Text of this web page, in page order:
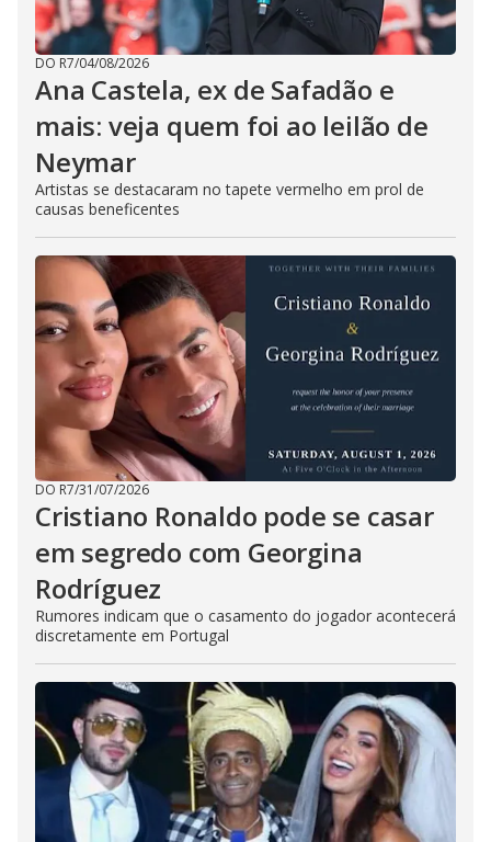
DO R7/04/08/2026
Ana Castela, ex de Safadão e
mais: veja quem foi ao leilão de
Neymar
Artistas se destacaram no tapete vermelho em prol de
causas beneficentes
DO R7/31/07/2026
Cristiano Ronaldo pode se casar
em segredo com Georgina
Rodríguez
Rumores indicam que o casamento do jogador acontecerá
discretamente em Portugal